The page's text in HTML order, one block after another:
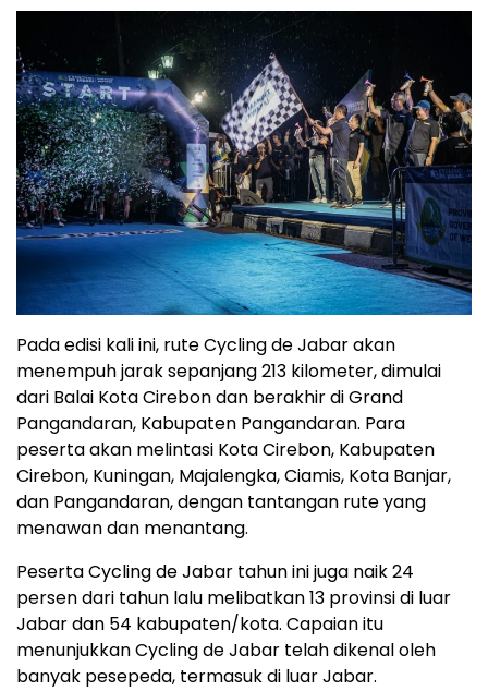
Pada edisi kali ini, rute Cycling de Jabar akan
menempuh jarak sepanjang 213 kilometer, dimulai
dari Balai Kota Cirebon dan berakhir di Grand
Pangandaran, Kabupaten Pangandaran. Para
peserta akan melintasi Kota Cirebon, Kabupaten
Cirebon, Kuningan, Majalengka, Ciamis, Kota Banjar,
dan Pangandaran, dengan tantangan rute yang
menawan dan menantang.
Peserta Cycling de Jabar tahun ini juga naik 24
persen dari tahun lalu melibatkan 13 provinsi di luar
Jabar dan 54 kabupaten/kota. Capaian itu
menunjukkan Cycling de Jabar telah dikenal oleh
banyak pesepeda, termasuk di luar Jabar.